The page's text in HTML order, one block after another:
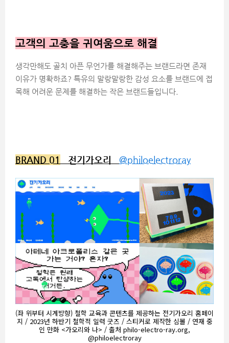
고객의 고충을 귀여움으로 해결
생각만해도 골치 아픈 무언가를 해결해주는 브랜드라면 존재
이유가 명확하죠? 특유의 말랑말랑한 감성 요소를 브랜드에 접
목해 어려운 문제를 해결하는 작은 브랜드들입니다.
BRAND 01 전기가오리 @philoelectroray
(좌 위부터 시계방향) 철학 교육과 콘텐츠를 제공하는 전기가오리 홈페이
지 / 2023년 하반기 철학적 일력 굿즈 / 스티커로 제작한 심볼 / 연재 중
인 만화 <가오리와 나> / 출처 philo-electro-ray.org,
@philoelectroray